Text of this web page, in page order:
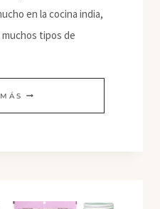
en la cocina india,
tipos de
HARINA
DE